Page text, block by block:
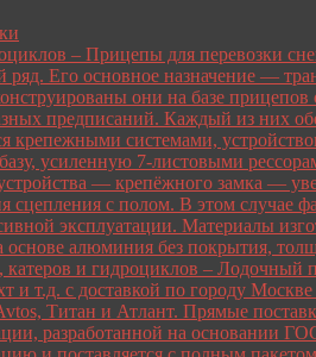
– Прицепы для перевозки
ряд. Его основное назначение —
они на базе
предписаний. Каждый из них
крепежными системами,
усиленную 7-листовыми
— крепёжного замка —
сцепления с полом. В этом случае
эксплуатации. Материалы
алюминия без покрытия,
катеров и гидроциклов – Лодочный
и т.д. с доставкой по городу
Титан и Атлант. Прямые
разработанной на основании